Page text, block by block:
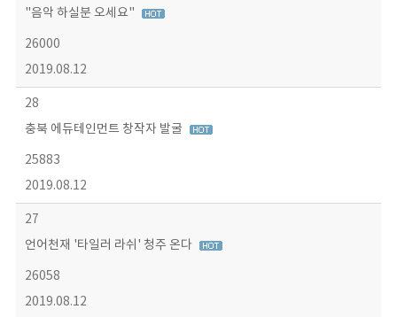
"음악 하실분 오세요"
26000
2019.08.12
28
충북 에듀테인먼트 창작자 발굴
25883
2019.08.12
27
언어천재 '타일러 라쉬' 청주 온다
26058
2019.08.12